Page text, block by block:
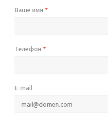
Ваше имя *
Телефон *
E-mail